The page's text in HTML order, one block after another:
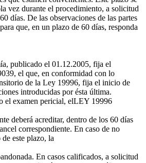
vez durante el procedimiento, a solicitud
días. De las observaciones de las partes
que, en un plazo de 60 días, responda
publicado el 01.12.2005, fija el
el que, en conformidad con lo
de la Ley 19996, fija el inicio de
introducidas por ésta última.
examen pericial, elLEY 19996
deberá acreditar, dentro de los 60 días
correspondiente. En caso de no
este plazo, la
En casos calificados, a solicitud